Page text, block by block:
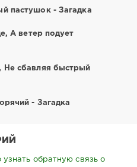
пастушок - Загадка
А ветер подует
Не сбавляя быстрый
- Загадка
обратную связь о